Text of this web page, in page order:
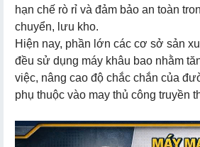
3.1. Chi phí đầu tư máy may
3.2. Chi phí đầu tư máy may
4.1. Chọn đúng loại máy may
4.2. Cần phải hiểu rõ thông số
hạn chế rò rỉ và đảm bảo an toàn
chuyển, lưu kho.
Hiện nay, phần lớn các cơ sở sản
đều sử dụng máy khâu bao nhằm
việc, nâng cao độ chắc chắn của
phụ thuộc vào may thủ công truyền